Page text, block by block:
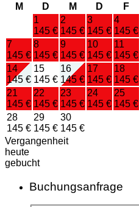
M
D M D F
1
145 €
2
145 €
3
145 €
4
145 €
7
145 €
8
145 €
9
145 €
10
145 €
11
145 €
14
145 €
15
145 €
16
145 €
17
145 €
18
145 €
21
145 €
22
145 €
23
145 €
24
145 €
25
145 €
28
145 €
29
145 €
30
145 €
Vergangenheit
heute
gebucht
Buchungsanfrage